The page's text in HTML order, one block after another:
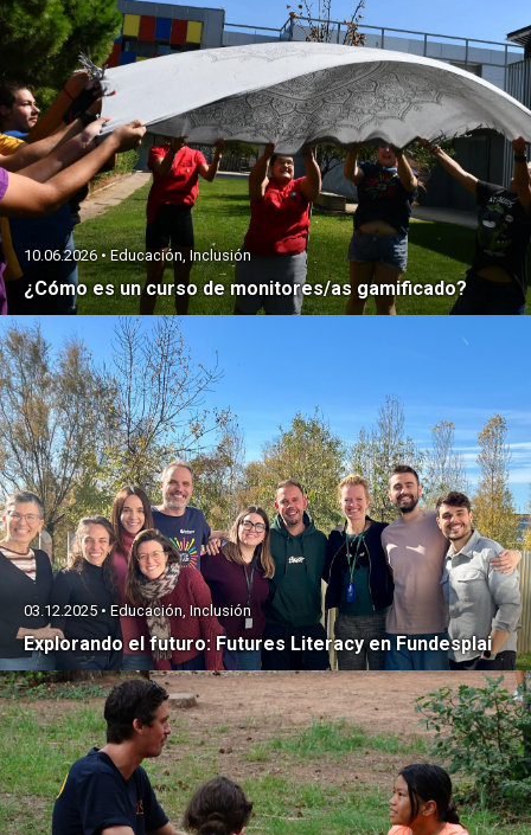
¿Cómo es un curso de monitores/as gamificado?
10.06.2026 • Educación, Inclusión
Explorando el futuro: Futures Literacy en Fundesplai
03.12.2025 • Educación, Inclusión